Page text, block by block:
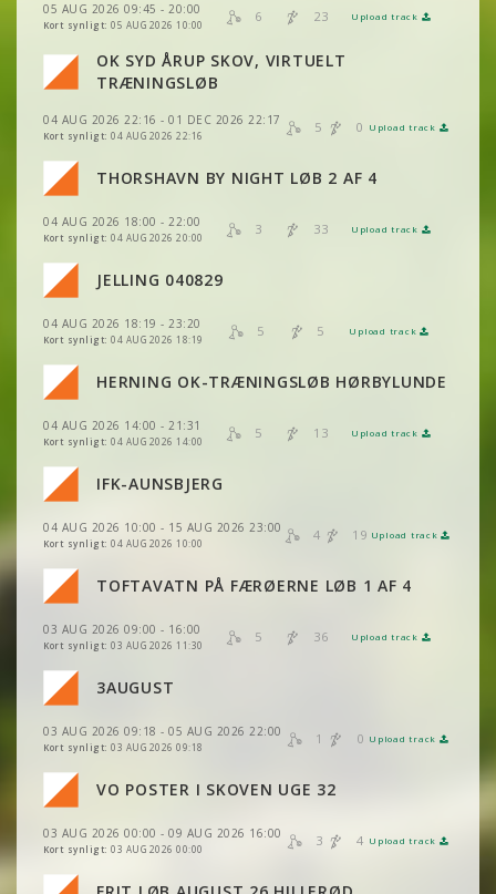
05 AUG 2026 09:45 - 20:00
Kort synligt: 05 AUG 2026 10:00
6 23 Upload track
VIS 2DRERUN
OK SYD ÅRUP SKOV, VIRTUELT
TRÆNINGSLØB
04 AUG 2026 22:16 - 01 DEC 2026 22:17
Kort synligt: 04 AUG 2026 22:16
5 0 Upload track
VIS 2DRERUN
VIS 2DRERUN
VIS 2DRERUN
THORSHAVN BY NIGHT LØB 2 AF 4
04 AUG 2026 18:00 - 22:00
Kort synligt: 04 AUG 2026 20:00
3 33 Upload track
VIS 2DRERUN
VIS 2DRERUN
VIS 2DRERUN
JELLING 040829
04 AUG 2026 18:19 - 23:20
Kort synligt: 04 AUG 2026 18:19
5 5 Upload track
VIS
VIS 2DRERUN
VIS 2DRERUN
VIS 2DRERUN
HERNING OK-TRÆNINGSLØB HØRBYLUNDE
04 AUG 2026 14:00 - 21:31
Kort synligt: 04 AUG 2026 14:00
5 13 Upload track
VIS
VIS 2DRERUN
VIS 2DRERUN
VIS 2DRERUN
IFK-AUNSBJERG
04 AUG 2026 10:00 - 15 AUG 2026 23:00
Kort synligt: 04 AUG 2026 10:00
4 19 Upload track
VIS
VIS 2DRERUN
VIS 2DRERUN
VIS 2DRERUN
TOFTAVATN PÅ FÆRØERNE LØB 1 AF 4
03 AUG 2026 09:00 - 16:00
Kort synligt: 03 AUG 2026 11:30
5 36 Upload track
VIS
VIS 2DRERUN
VIS 2DRERUN
VIS 2DRERUN
3AUGUST
03 AUG 2026 09:18 - 05 AUG 2026 22:00
Kort synligt: 03 AUG 2026 09:18
1 0 Upload track
VIS 2DRERUN
VO POSTER I SKOVEN UGE 32
03 AUG 2026 00:00 - 09 AUG 2026 16:00
Kort synligt: 03 AUG 2026 00:00
3 4 Upload track
VIS 2DRERUN
VIS 2DRERUN
VIS 2DRERUN
VIS 2DRERUN